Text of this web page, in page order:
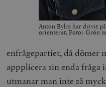
Anton Bylin har drivit
orienterat. Foto: Grön
enfrågepartiet, då dömer
appplicera sin enda fråga
utmanar man inte så